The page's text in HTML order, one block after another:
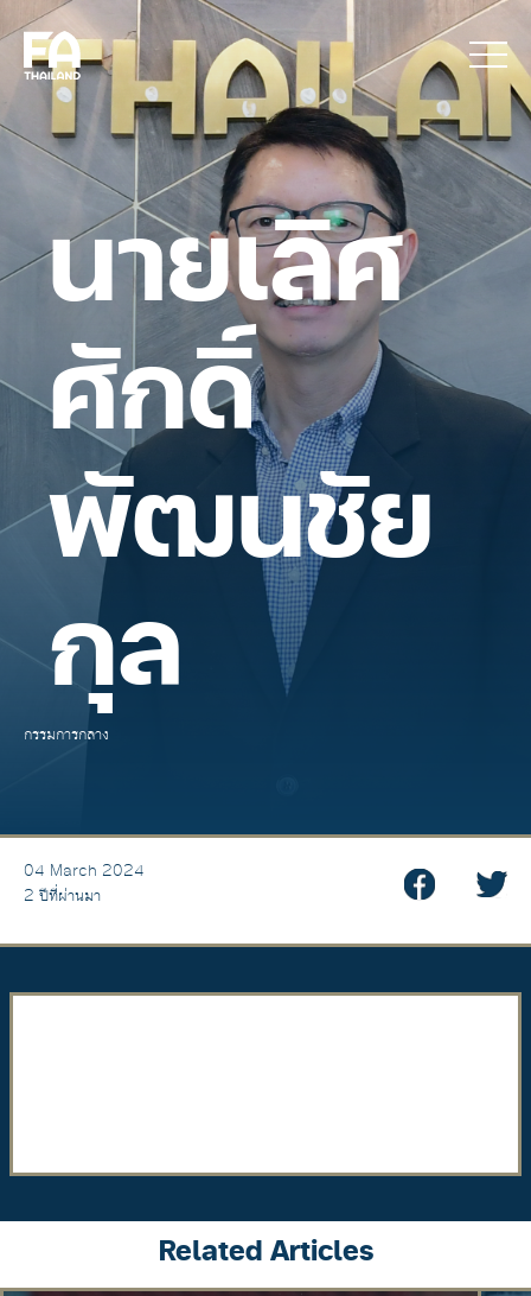
นายเลิศ
ศักดิ์
พัฒนชัย
กุล
กรรมการกลาง
04 March 2024
2 ปีที่ผ่านมา
Related Articles